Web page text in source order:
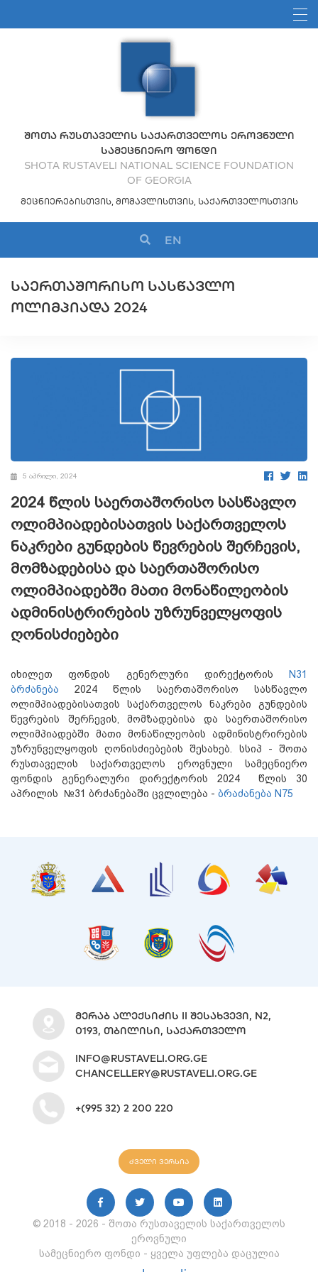
ᲨᲝᲗᲐ ᲠᲣᲡᲗᲐᲕᲔᲚᲘᲡ ᲡᲐᲥᲐᲠᲗᲕᲔᲚᲝᲡ ᲔᲠᲝᲕᲜᲣᲚᲘ
ᲡᲐᲛᲔᲪᲜᲘᲔᲠᲝ ᲤᲝᲜᲓᲘ
SHOTA RUSTAVELI NATIONAL SCIENCE FOUNDATION
OF GEORGIA
ᲛᲔᲪᲜᲘᲔᲠᲔᲑᲘᲡᲗᲕᲘᲡ, ᲛᲝᲛᲐᲕᲚᲘᲡᲗᲕᲘᲡ, ᲡᲐᲥᲐᲠᲗᲕᲔᲚᲝᲡᲗᲕᲘᲡ
EN
ᲡᲐᲔᲠᲗᲐᲨᲝᲠᲘᲡᲝ ᲡᲐᲡᲬᲐᲕᲚᲝ
ᲝᲚᲘᲛᲞᲘᲐᲓᲐ 2024
5 აპრილი, 2024
2024 წლის საერთაშორისო სასწავლო
ოლიმპიადებისათვის საქართველოს
ნაკრები გუნდების წევრების შერჩევის,
მომზადებისა და საერთაშორისო
ოლიმპიადებში მათი მონაწილეობის
ადმინისტრირების უზრუნველყოფის
ღონისძიებები
იხილეთ ფონდის გენერლური დირექტორის
N31
ბრძანება 2024 წლის საერთაშორისო სასწავლო
ოლიმპიადებისათვის საქართველოს ნაკრები გუნდების
წევრების შერჩევის, მომზადებისა და საერთაშორისო
ოლიმპიადებში მათი მონაწილეობის ადმინისტრირების
უზრუნველყოფის ღონისძიებების შესახებ. სსიპ - შოთა
რუსთაველის საქართველოს ეროვნული სამეცნიერო
ფონდის გენერალური დირექტორის 2024 წლის 30
აპრილის №31 ბრძანებაში ცვლილება - ბრაძანება N75
© 2018 - 2026 - შოთა რუსთაველის საქართველოს
ეროვნული
სამეცნიერო ფონდი - ყველა უფლება დაცულია
ᲛᲔᲠᲐᲑ ᲐᲚᲔᲥᲡᲘᲫᲘᲡ II ᲨᲔᲡᲐᲮᲕᲔᲕᲘ, N2,
0193, ᲗᲑᲘᲚᲘᲡᲘ, ᲡᲐᲥᲐᲠᲗᲕᲔᲚᲝ
INFO@RUSTAVELI.ORG.GE
CHANCELLERY@RUSTAVELI.ORG.GE
+(995 32) 2 200 220
ძველი ვერსია